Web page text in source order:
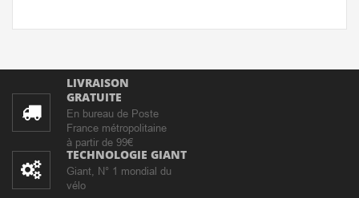
LIVRAISON
GRATUITE
En bureau de Poste
France métropolitaine
à partir de 99€
TECHNOLOGIE GIANT
Giant, N° 1 mondial du
vélo